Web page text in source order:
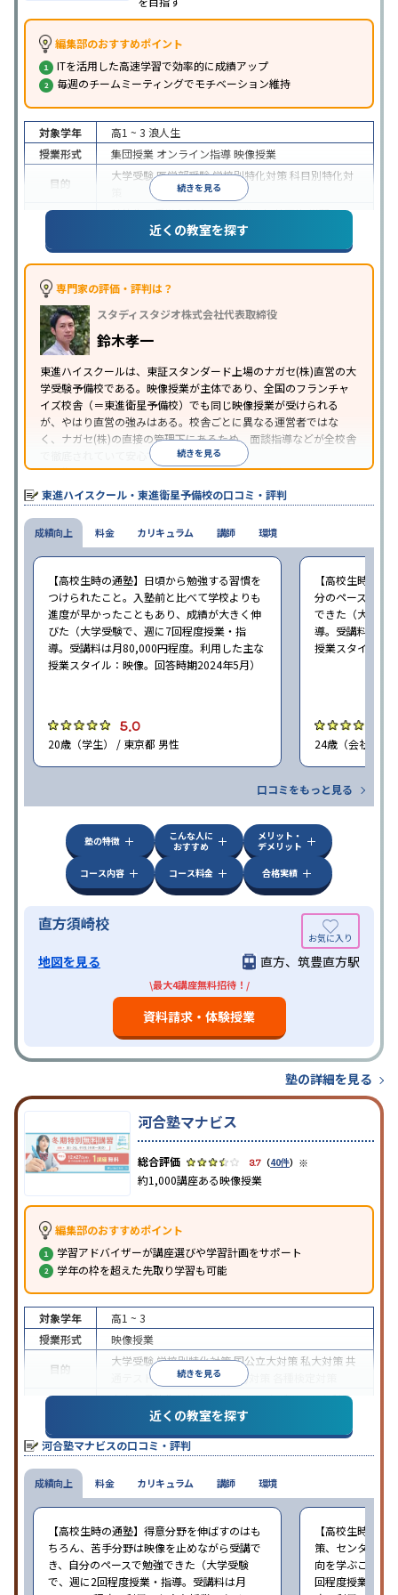
編集部のおすすめポイント
ITを活用した高速学習で効率的に成績アップ
毎週のチームミーティングでモチベーション維持
続きを見る
対象学年 高1 ~ 3 浪人生
授業形式
集団授業 オンライン指導映像授業
目的
大学受験医学部受験学校別特化対策科目別特化対
特待生・奨学金制度あり授業の振替可能学習に
PC・タブレットを利用1科目から受講可能
習のみの受講可
※2024年6月調査。大学受験塾・予備校のアンケート調査方法を参照
近くの教室を探す
専門家の評価・評判は？
スタディスタジオ株式会社代表取締役
鈴木孝一
東進ハイスクールは、東証スタンダード上場のナガセ(株)直営の大
学受験予備校である。映像授業が主体であり、全国のフランチャ
イズ校舎（＝東進衛星予備校）でも同じ映像授業が受けられる
が、やはり直営の強みはある。校舎ごとに異なる運営者ではな
く、ナガセ(株)の直接の管理下にあるため、面談指導などが全校舎
で徹底されていて安心できる。
東進衛星予備校は、運営会社により指導方針や校舎のルールが異
なる。体験授業では、授業のみで判断するのではなく、担当者や
校舎雰囲気、校舎での合格実績などを確認すると良いだろう。
続きを見る
東進ハイスクール・東進衛星予備校の口コミ・評判
成績向上
【高校生時の通塾】日頃から勉強する習慣を
つけられたこと。入塾前と比べて学校よりも
進度が早かったこともあり、成績が大きく伸
びた（大学受験で、週に7回程度授業・指
導。受講料は月80,000円程度。利用した主な
授業スタイル：映像。回答時期2024年5月）
5.0
20歳（学生） / 東京都 男性
【高校生時の通
分のペースで進
できた（大学受
導。受講料は月
授業スタイル：
24歳（会社員<
口コミをもっと見る
料金 カリキュラム 講師 環境
塾の特徴
こんな人に
おすすめ
メリット・
デメリット
コース内容
コース料金 合格実績
直方須崎校
地図を見る 直方、筑豊直方駅
\最大4講座無料招待！/
資料請求・体験授業
塾の詳細を見る
河合塾マナビス
3.7 （40件） ※
約1,000講座ある映像授業
編集部のおすすめポイント
学習アドバイザーが講座選びや学習計画をサポート
学年の枠を超えた先取り学習も可能
続きを見る
対象学年
高1 ~ 3
授業形式
映像授業
目的
大学受験学校別特化対策国公立大対策 私大対策共
通テスト対策
英検(英語検定)対策
中高一貫校生に対応学習にPC・タブレットを利用
1科目から受講可能季節講習のみの受講可
※2024年6月調査。大学受験塾・予備校のアンケート調査方法を参照
近くの教室を探す
河合塾マナビスの口コミ・評判
成績向上
【高校生時の通塾】得意分野を伸ばすのはも
ちろん、苦手分野は映像を止めながら受講で
き、自分のペースで勉強できた（大学受験
で、週に2回程度授業・指導。受講料は月
【高校生時の通
策、センター試
向を学ぶことが
回程度授業・指
料金 カリキュラム 講師 環境